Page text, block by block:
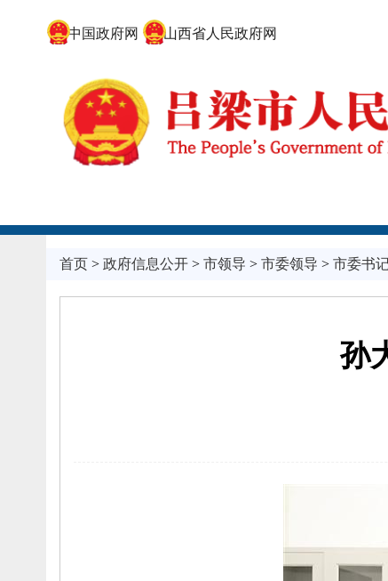
中国政府网 山西省人民政府网
首页> 政府信息公开> 市领导 > 市委领导 > 市委书记
孙